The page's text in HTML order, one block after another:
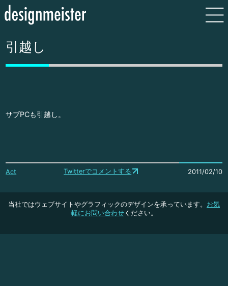
引越し
サブPCも引越し。
Act Twitterでコメントする 2011/02/10
当社ではウェブサイトやグラフィックのデザインを承っています。 お気
軽にお問い合わせください。